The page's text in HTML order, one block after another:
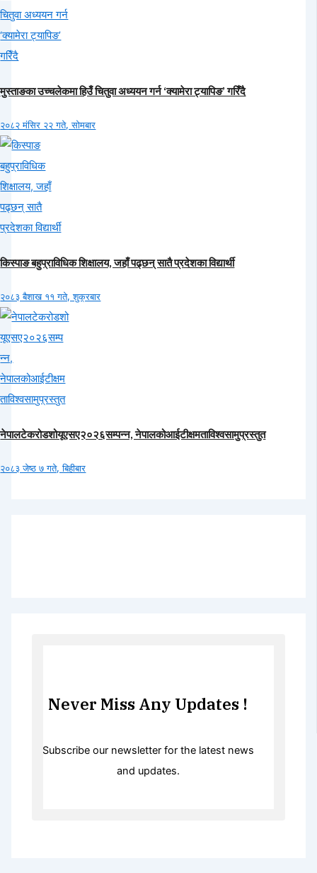
मुस्ताङका उच्चलेकमा हिउँ चितुवा अध्ययन गर्न ‘क्यामेरा ट्यापिङ’ गरिँदै
२०८२ मंसिर २२ गते, सोमबार
किस्पाङ बहुप्राविधिक शिक्षालय, जहाँ पढ्छन् सातै प्रदेशका विद्यार्थी
२०८३ बैशाख ११ गते, शुक्रबार
नेपालटेकरोडशोयूएसए२०२६सम्पन्न, नेपालकोआईटीक्षमताविश्वसामुप्रस्तुत
२०८३ जेष्ठ ७ गते, बिहीबार
Never Miss Any Updates !
Subscribe our newsletter for the latest news
and updates.